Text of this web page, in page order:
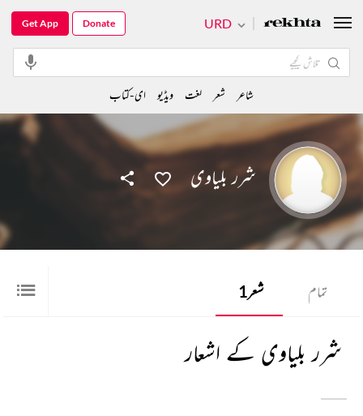
شرر بلیاوی
تمام شعر1
شرر بلیاوی کے اشعار
URD
Get App Donate
شاعر شعر لغت ویڈیو ای-کتاب